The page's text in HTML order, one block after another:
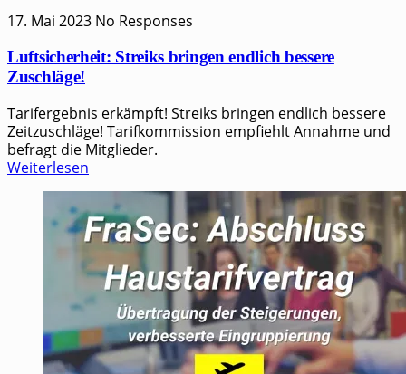
17. Mai 2023 No Responses
Luftsicherheit: Streiks bringen endlich bessere
Zuschläge!
Tarifergebnis erkämpft! Streiks bringen endlich bessere
Zeitzuschläge! Tarifkommission empfiehlt Annahme und
befragt die Mitglieder.
Weiterlesen